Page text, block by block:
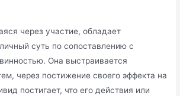
через участие, обладает
суть по сопоставлению с
Она выстраивается
через постижение своего эффекта на
постигает, что его действия или